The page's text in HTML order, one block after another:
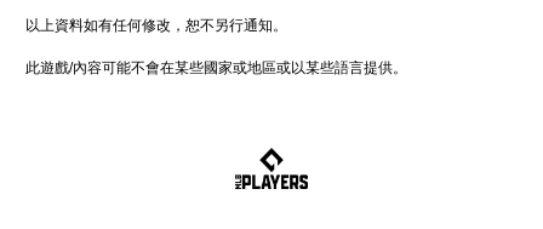
以上資料如有任何修改，恕不另行通知。
此遊戲/內容可能不會在某些國家或地區或以某些語言提供。